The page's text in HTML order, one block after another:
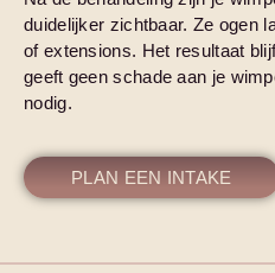
duidelijker zichtbaar. Ze ogen
of extensions. Het resultaat
geeft geen schade aan je
nodig.
PLAN EEN INTAKE